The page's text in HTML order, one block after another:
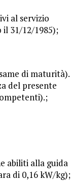
al servizio
31/12/1985);
di maturità).
del presente
abiliti alla guida
di 0,16 kW/kg);